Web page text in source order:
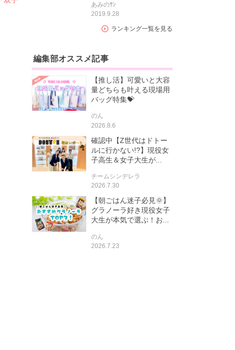
あみのｻﾝ
2019.9.28
ランキング一覧を見る
編集部オススメ記事
【推し活】可愛いと大容
量どちらも叶える現場用
バッグ特集💝
のん
2026.8.6
確認中【Z世代はドトー
ルに行かない!?】現役女
子高生＆女子大生が...
チームシンデレラ
2026.7.30
【朝ごはん迷子必見🌞】
グラノーラ好き現役女子
大生が本気で選ぶ！お...
のん
2026.7.23